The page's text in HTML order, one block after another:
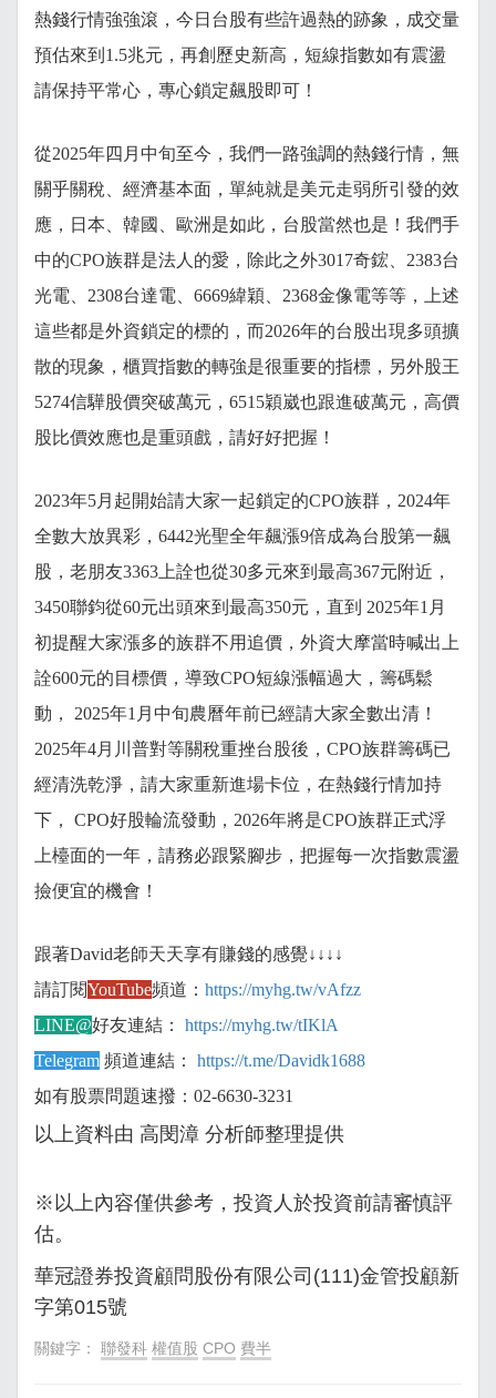
熱錢行情強強滾，今日台股有些許過熱的跡象，成交量
預估來到1.5兆元，再創歷史新高，短線指數如有震盪
請保持平常心，專心鎖定飆股即可！
從2025年四月中旬至今，我們一路強調的熱錢行情，無
關乎關稅、經濟基本面，單純就是美元走弱所引發的效
應，日本、韓國、歐洲是如此，台股當然也是！我們手
中的CPO族群是法人的愛，除此之外3017奇鋐、2383台
光電、2308台達電、6669緯穎、2368金像電等等，上述
這些都是外資鎖定的標的，而2026年的台股出現多頭擴
散的現象，櫃買指數的轉強是很重要的指標，另外股王
5274信驊股價突破萬元，6515穎崴也跟進破萬元，高價
股比價效應也是重頭戲，請好好把握！
2023年5月起開始請大家一起鎖定的CPO族群，2024年
全數大放異彩，6442光聖全年飆漲9倍成為台股第一飆
股，老朋友3363上詮也從30多元來到最高367元附近，
3450聯鈞從60元出頭來到最高350元，直到 2025年1月
初提醒大家漲多的族群不用追價，外資大摩當時喊出上
詮600元的目標價，導致CPO短線漲幅過大，籌碼鬆
動， 2025年1月中旬農曆年前已經請大家全數出清！
2025年4月川普對等關稅重挫台股後，CPO族群籌碼已
經清洗乾淨，請大家重新進場卡位，在熱錢行情加持
下， CPO好股輪流發動，2026年將是CPO族群正式浮
上檯面的一年，請務必跟緊腳步，把握每一次指數震盪
撿便宜的機會！
跟著David老師天天享有賺錢的感覺↓↓↓↓
請訂閱YouTube頻道： https://myhg.tw/vAfzz
LINE@好友連結： https://myhg.tw/tIKlA
Telegram 頻道連結：
https://t.me/Davidk1688
如有股票問題速撥：02-6630-3231
以上資料由 高閔漳 分析師整理提供
※以上內容僅供參考，投資人於投資前請審慎評
估。
華冠證券投資顧問股份有限公司(111)金管投顧新
字第015號
關鍵字： 聯發科 權值股 CPO 費半